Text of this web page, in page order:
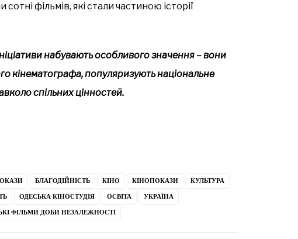
фільмів, які стали частиною історії
набувають особливого значення – вони
кінематографа, популяризують національне
спільних цінностей.
БЛАГОДІЙНІСТЬ КІНО КІНОПОКАЗИ
КУЛЬТУРА
ОДЕСЬКА КІНОСТУДІЯ ОСВІТА
УКРАЇНА
ФІЛЬМИ ДОБИ НЕЗАЛЕЖНОСТІ